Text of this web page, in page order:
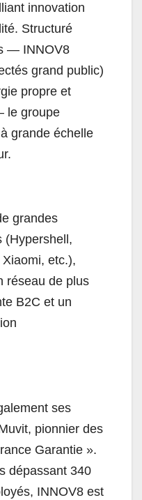
innovation
Structuré
— INNOV8
grand public)
propre et
le groupe
grande échelle
grandes
(Hypershell,
etc.),
réseau de plus
B2C et un
ses
pionnier des
Garantie ».
dépassant 340
INNOV8 est